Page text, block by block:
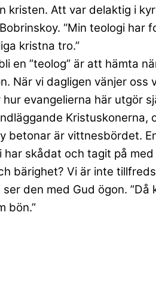
kristen. Att var delaktig i
“Min teologi
kristna tro.”
en ”teolog” är att hämta
När vi dagligen vänjer
evangelierna här utgör
Kristuskonerna,
betonar är vittnesbördet.
skådat och tagit på
bärighet? Vi är inte
den med Gud ögon.
bön.”